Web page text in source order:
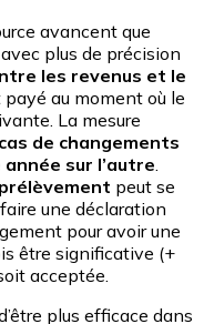
avancent que
plus de précision
les revenus et le
payé au moment où le
La mesure
de changements
sur l’autre.
peut se
une déclaration
pour avoir une
être significative (+
acceptée.
plus efficace dans